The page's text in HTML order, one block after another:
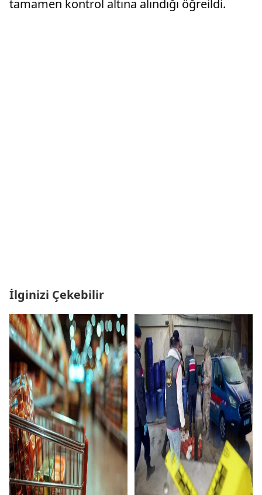
tamamen kontrol altına alındığı öğreildi.
İlginizi Çekebilir